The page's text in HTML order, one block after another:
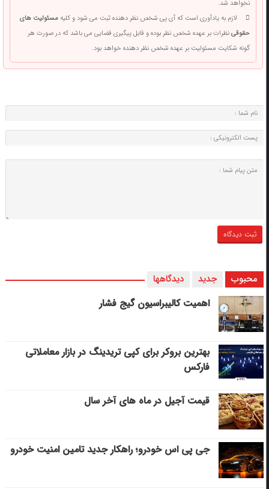
نخواهد شد.
لازم به یادآوری است که آی پی شخص نظر دهنده ثبت می شود و کلیهمسئولیت های
حقوقینظرات بر عهده شخص نظر بوده و قابل پیگیری قضایی می باشد که در صورت هر
گونه شکایت مسئولیت بر عهده شخص نظر دهنده خواهد بود.
محبوب جدید دیدگاهها
اهمیت کالیبراسیون گیج فشار
بهترین بروکر برای کپی‌ تریدینگ در بازار معاملاتی
فارکس
قیمت آجیل در ماه های آخر سال
جی پی اس خودرو؛ راهکار جدید تامین امنیت خودرو